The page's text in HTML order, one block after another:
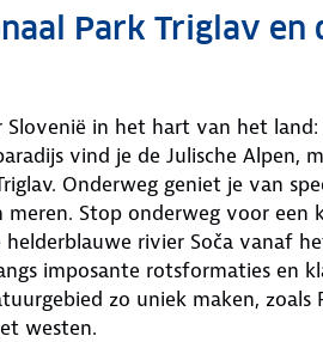
Park Triglav en
in het hart van het
vind je de Julische Alpen,
Onderweg geniet je van
meren. Stop onderweg voor een
helderblauwe rivier Soča vanaf
imposante rotsformaties en
zo uniek maken, zoals
westen.